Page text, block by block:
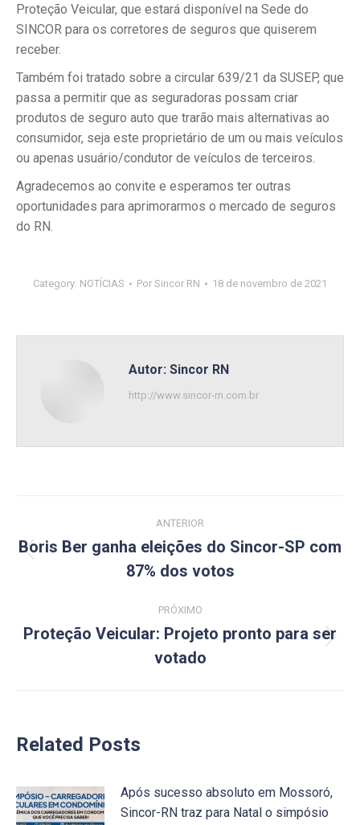
Proteção Veicular, que estará disponível na Sede do
SINCOR para os corretores de seguros que quiserem
receber.
Também foi tratado sobre a circular 639/21 da SUSEP, que
passa a permitir que as seguradoras possam criar
produtos de seguro auto que trarão mais alternativas ao
consumidor, seja este proprietário de um ou mais veículos
ou apenas usuário/condutor de veículos de terceiros.
Agradecemos ao convite e esperamos ter outras
oportunidades para aprimorarmos o mercado de seguros
do RN.
Category: NOTÍCIAS Por Sincor RN 18 de novembro de 2021
Autor: Sincor RN
http://www.sincor-rn.com.br
de
ANTERIOR
anterior:
Boris Ber ganha eleições do Sincor-SP com
87% dos votos
PRÓXIMO
Próximo
post:
Proteção Veicular: Projeto pronto para ser
votado
Related Posts
Após sucesso absoluto em Mossoró,
Sincor-RN traz para Natal o simpósio